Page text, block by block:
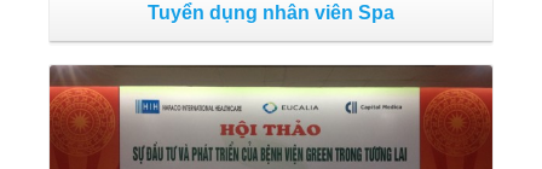
Tuyển dụng nhân viên Spa